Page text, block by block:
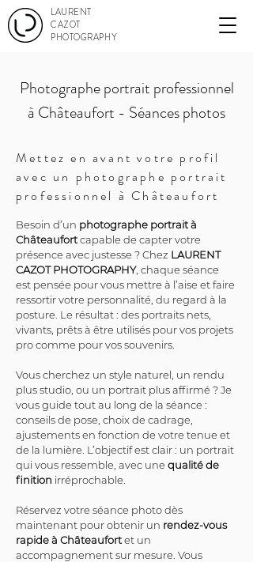
LAURENT
CAZOT
PHOTOGRAPHY
Photographe portrait professionnel
à Châteaufort - Séances photos
Mettez en avant votre profil
avec un photographe portrait
professionnel à Châteaufort
Besoin d’un photographe portrait à
Châteaufort capable de capter votre
présence avec justesse ? Chez LAURENT
CAZOT PHOTOGRAPHY, chaque séance
est pensée pour vous mettre à l’aise et faire
ressortir votre personnalité, du regard à la
posture. Le résultat : des portraits nets,
vivants, prêts à être utilisés pour vos projets
pro comme pour vos souvenirs.
Vous cherchez un style naturel, un rendu
plus studio, ou un portrait plus affirmé ? Je
vous guide tout au long de la séance :
conseils de pose, choix de cadrage,
ajustements en fonction de votre tenue et
de la lumière. L’objectif est clair : un portrait
qui vous ressemble, avec une qualité de
finition irréprochable.
Réservez votre séance photo dès
maintenant pour obtenir un rendez-vous
rapide à Châteaufort et un
accompagnement sur mesure. Vous